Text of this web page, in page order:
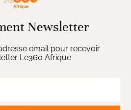
Newsletter
email pour recevoir
Le360 Afrique